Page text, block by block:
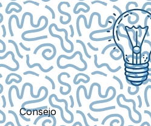
Consejo